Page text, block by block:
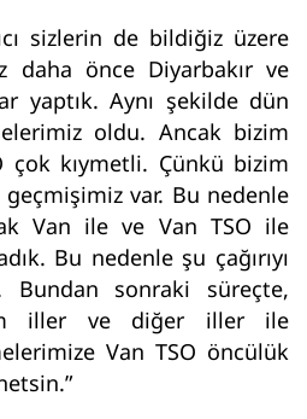
sizlerin de bildiğiz üzere
daha önce Diyarbakır ve
yaptık. Aynı şekilde dün
oldu. Ancak bizim
çok kıymetli. Çünkü bizim
var. Bu nedenle
Van ile ve Van TSO ile
Bu nedenle şu çağırıyı
sonraki süreçte,
iller ve diğer iller ile
Van TSO öncülük